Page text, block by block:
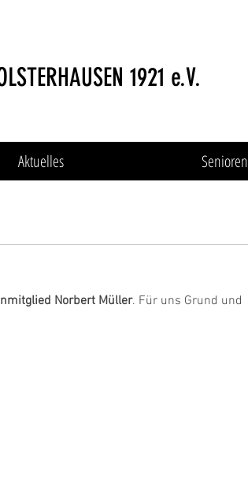
1921 e.V.
Aktuelles Senioren
Norbert Müller. Für uns Grund und